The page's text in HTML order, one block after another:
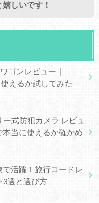
しいです！
ゴンレビュー｜
えるか試してみた
ー式防犯カメラ レビュ
本当に使えるか確かめ
活躍！旅行コードレ
3選と選び方